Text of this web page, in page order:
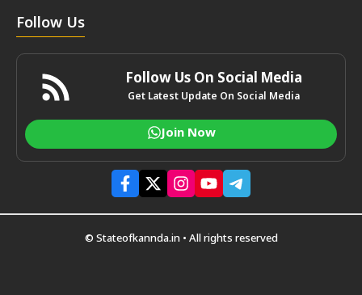
Follow Us
Follow Us On Social Media
Get Latest Update On Social Media
Join Now
© Stateofkannda.in • All rights reserved